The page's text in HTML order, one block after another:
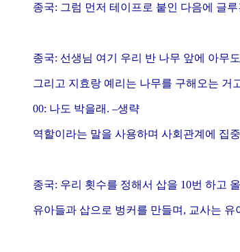
종국: 그럼 먼저 테이프로 붙인 다음에 글
종국: 선생님 여기 우리 반 나무 앞에 아무
그리고 지효랑 예리는 나무를 구해오는 거
00: 나도 박을래. –생략
역할이라는 말을 사용하며 사회관계에 집
종국: 우리 횟수를 정해서 삽을 10번 하고
유아들과 삽으로 벙커를 만들며, 교사는